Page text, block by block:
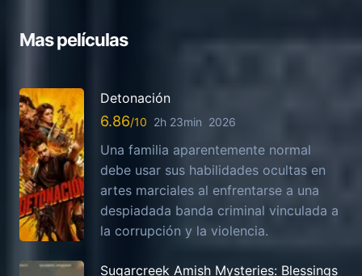
Mas películas
Detonación
6.86 2h 23min 2026
Una familia aparentemente normal
debe usar sus habilidades ocultas en
artes marciales al enfrentarse a una
despiadada banda criminal vinculada a
la corrupción y la violencia.
Sugarcreek Amish Mysteries: Blessings